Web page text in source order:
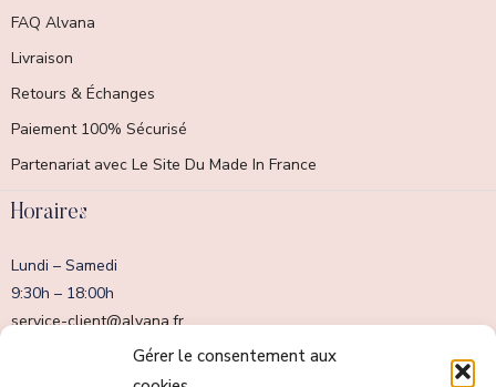
Gérer le consentement aux
FAQ Alvana
Livraison
Retours & Échanges
Paiement 100% Sécurisé
Partenariat avec Le Site Du Made In France
Horaires
Lundi – Samedi
9:30h – 18:00h
service-client@alvana.fr